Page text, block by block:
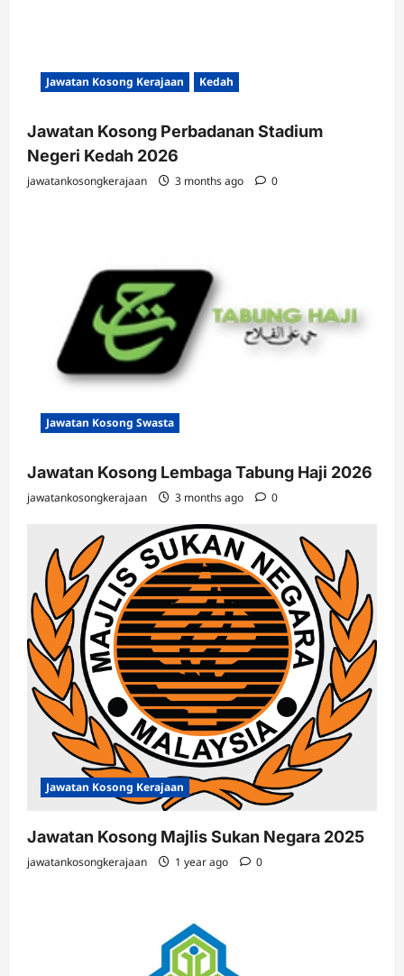
Jawatan Kosong Kerajaan Kedah
Jawatan Kosong Perbadanan Stadium
Negeri Kedah 2026
jawatankosongkerajaan 3 months ago 0
Jawatan Kosong Swasta
Jawatan Kosong Lembaga Tabung Haji 2026
jawatankosongkerajaan 3 months ago 0
Jawatan Kosong Kerajaan
Jawatan Kosong Majlis Sukan Negara 2025
jawatankosongkerajaan 1 year ago 0